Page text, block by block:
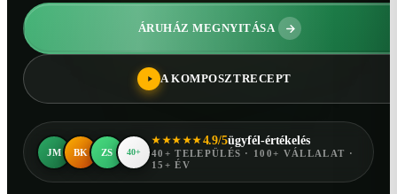
ÁRUHÁZ MEGNYITÁSA
A KOMPOSZTRECEPT
JM BK ZS 40+
★★★★★4.9/5ügyfél-értékelés
40+ TELEPÜLÉS · 100+ VÁLLALAT ·
15+ ÉV